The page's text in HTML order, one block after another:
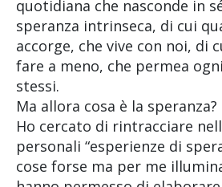
quotidiana che nasconde in
speranza intrinseca, di cui
accorge, che vive con noi, di
fare a meno, che permea
stessi.
Ma allora cosa è la speranza?
Ho cercato di rintracciare
personali “esperienze di
cose forse ma per me